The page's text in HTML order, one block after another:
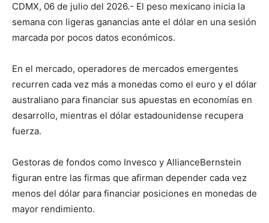
CDMX, 06 de julio del 2026.- El peso mexicano inicia la
semana con ligeras ganancias ante el dólar en una sesión
marcada por pocos datos económicos.
En el mercado, operadores de mercados emergentes
recurren cada vez más a monedas como el euro y el dólar
australiano para financiar sus apuestas en economías en
desarrollo, mientras el dólar estadounidense recupera
fuerza.
Gestoras de fondos como Invesco y AllianceBernstein
figuran entre las firmas que afirman depender cada vez
menos del dólar para financiar posiciones en monedas de
mayor rendimiento.